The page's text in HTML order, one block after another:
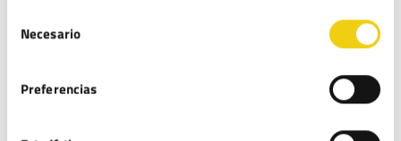
Necesario
Preferencias
de sus datos, de limitación y oposición a su tratamiento, en la dirección de
antes
He leído y acepto la